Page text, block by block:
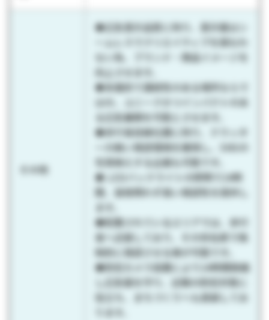
その他
◆広告表示品質に拘り、表示面はシ
ームレスでクリエイティブを損なわ
ない為、ブランド・商品イメージを
向上させます。
◆多面的で連続性のある場所ならで
はの、ユニークかつインパクトのあ
る広告展開を可能とさせます。
◆歩行者目線位置に拘り、クラッタ
ーの無い視認環境を確保し、SNSの
写真映えする企画も可能です。
◆ LEDバックライトの照明で24時
間、昼夜問わず高い視認性を提供し
ます。
◆配置されているエリアでは、歩行
者へ近接しており、その存在感で強
制的に視認させる事が可能です。
◆防犯カメラ設置により24時間録画
し広告面を守り、近隣の防犯対策に
役立ち、まちづくりへも貢献してお
ります。